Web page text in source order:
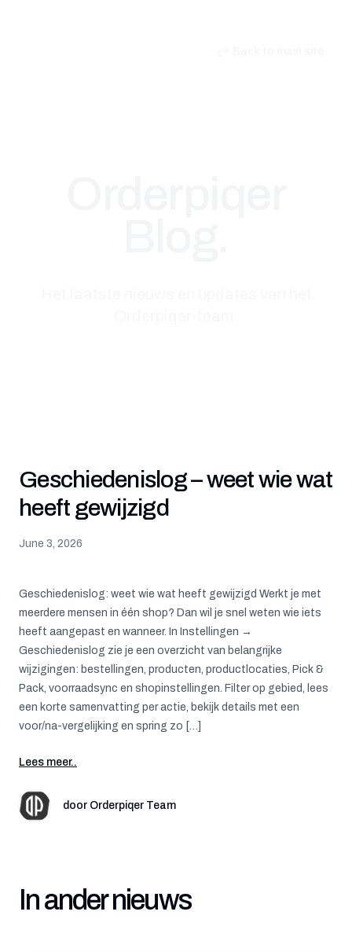
Geschiedenislog – weet wie wat
heeft gewijzigd
June 3, 2026
Geschiedenislog: weet wie wat heeft gewijzigd Werkt je met
meerdere mensen in één shop? Dan wil je snel weten wie iets
heeft aangepast en wanneer. In Instellingen →
Geschiedenislog zie je een overzicht van belangrijke
wijzigingen: bestellingen, producten, productlocaties, Pick &
Pack, voorraadsync en shopinstellingen. Filter op gebied, lees
een korte samenvatting per actie, bekijk details met een
voor/na-vergelijking en spring zo […]
Lees meer..
door Orderpiqer Team
In ander nieuws